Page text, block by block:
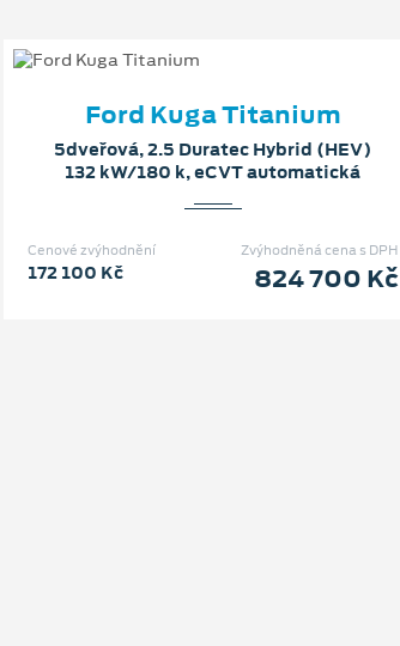
Ford Kuga Titanium
5dveřová, 2.5 Duratec Hybrid (HEV)
132 kW/180 k, eCVT automatická
Zvýhodněná cena s DPH
824 700 Kč
Cenové zvýhodnění
172 100 Kč